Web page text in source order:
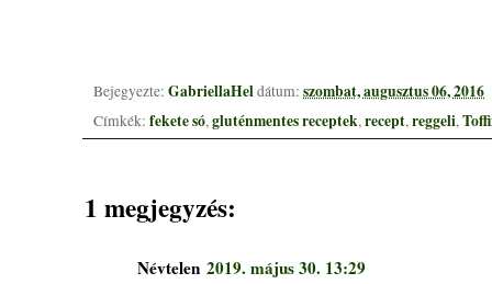
Bejegyezte: GabriellaHeldátum: szombat, augusztus 06, 2016
Címkék: fekete só,gluténmentes receptek,recept,reggeli,
1 megjegyzés:
Névtelen 2019. május 30. 13:29